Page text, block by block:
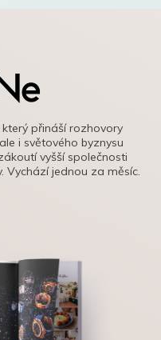
přináší rozhovory
i světového byznysu
vyšší společnosti
Vychází jednou za měsíc.